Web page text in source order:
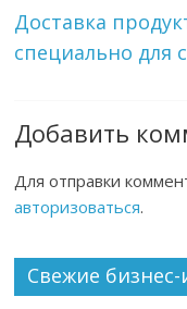
Доставка
специально для
Добавить
Для отправки
авторизоваться.
Свежие бизнес-